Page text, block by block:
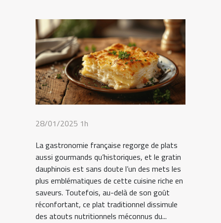
28/01/2025 1h
La gastronomie française regorge de plats
aussi gourmands qu’historiques, et le gratin
dauphinois est sans doute l’un des mets les
plus emblématiques de cette cuisine riche en
saveurs. Toutefois, au-delà de son goût
réconfortant, ce plat traditionnel dissimule
des atouts nutritionnels méconnus du...